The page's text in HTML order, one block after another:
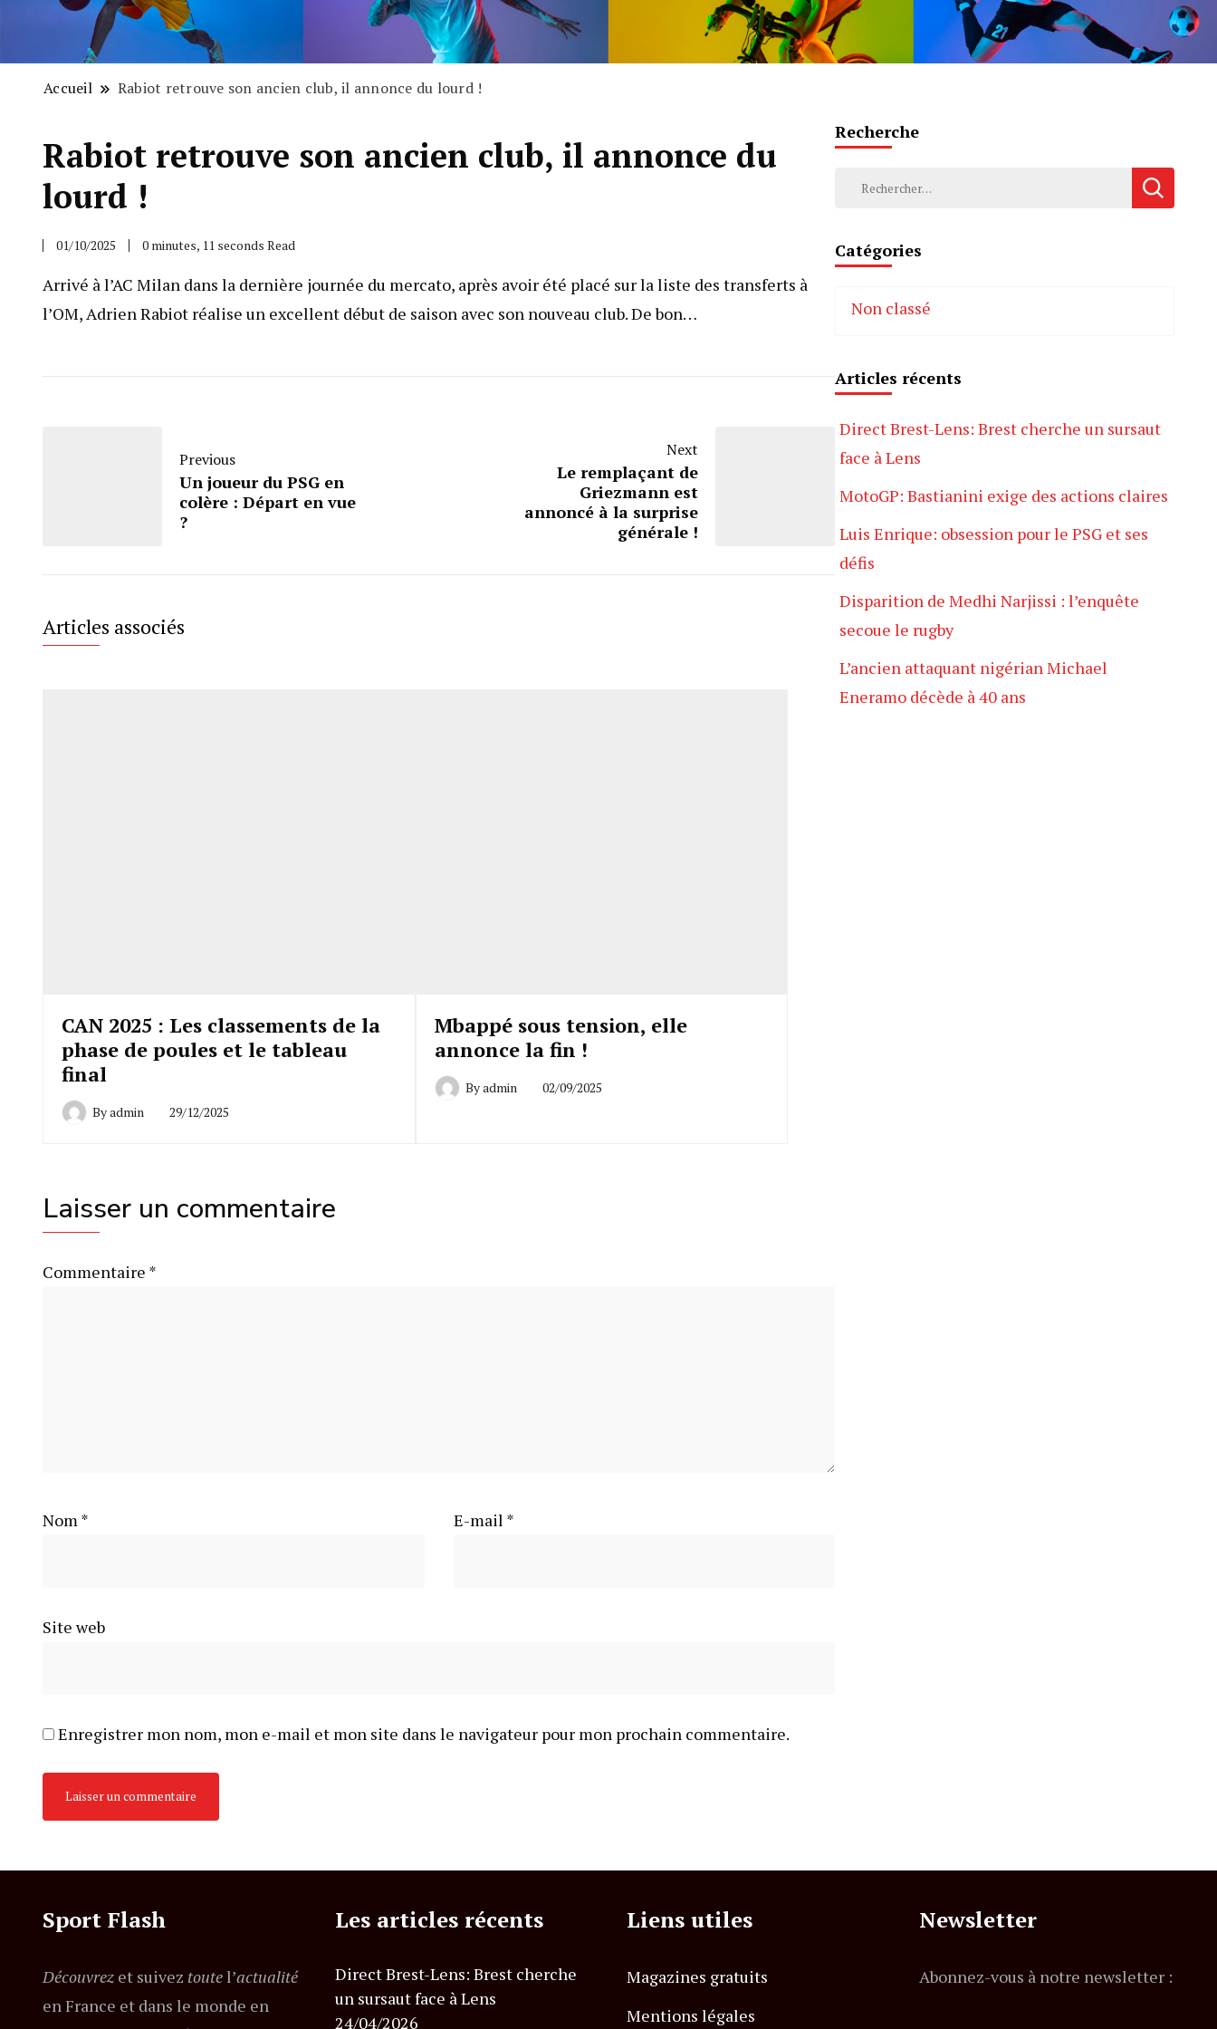
Accueil Rabiot retrouve son ancien club, il annonce du lourd !
Rabiot retrouve son ancien club, il annonce du
lourd !
01/10/2025 0 minutes, 11 seconds Read
Arrivé à l’AC Milan dans la dernière journée du mercato, après avoir été placé sur la liste des transferts à
l’OM, Adrien Rabiot réalise un excellent début de saison avec son nouveau club. De bon…
Previous
Un joueur du PSG en
colère : Départ en vue
?
Next
Le remplaçant de
Griezmann est
annoncé à la surprise
générale !
Articles associés
CAN 2025 : Les classements de la
phase de poules et le tableau
final
Byadmin 29/12/2025
Mbappé sous tension, elle
annonce la fin !
Byadmin 02/09/2025
Laisser un commentaire
Commentaire *
Nom* E-mail *
Site web
Enregistrer mon nom, mon e-mail et mon site dans le navigateur pour mon prochain commentaire.
Recherche
Rechercher :
Catégories
Non classé
Articles récents
Direct Brest-Lens: Brest cherche un sursaut
face à Lens
MotoGP: Bastianini exige des actions claires
Luis Enrique: obsession pour le PSG et ses
défis
Disparition de Medhi Narjissi : l’enquête
secoue le rugby
L’ancien attaquant nigérian Michael
Eneramo décède à 40 ans
Sport Flash
Découvrez et suivez toutel’actualité
en France et dans le monde en
Les articles récents
Direct Brest-Lens: Brest cherche
un sursaut face à Lens
24/04/2026
Liens utiles
Magazines gratuits
Mentions légales
Newsletter
Abonnez-vous à notre newsletter :